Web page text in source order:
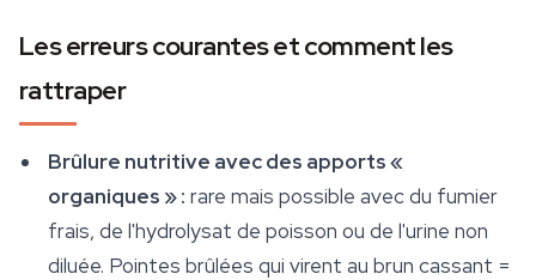
Les erreurs courantes et comment les
rattraper
Brûlure nutritive avec des apports «
organiques » : rare mais possible avec du fumier
frais, de l'hydrolysat de poisson ou de l'urine non
diluée. Pointes brûlées qui virent au brun cassant =